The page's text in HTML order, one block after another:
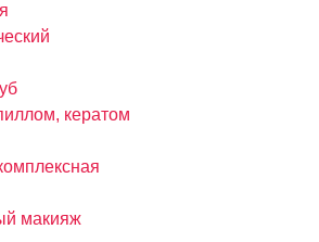
кератом
макияж